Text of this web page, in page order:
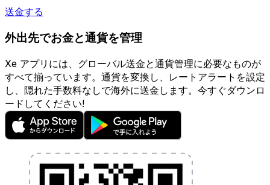
送金する
外出先でお金と通貨を管理
Xe アプリには、グローバル送金と通貨管理に必要なものが
すべて揃っています。通貨を変換し、レートアラートを設定
し、隠れた手数料なしで海外に送金します。今すぐダウンロ
ードしてください!